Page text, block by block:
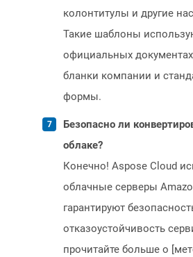
колонтитулы и другие
Такие шаблоны
официальных
бланки компании и
формы.
Безопасно ли
облаке?
Конечно! Aspose Cloud
облачные серверы
гарантируют
отказоустойчивость
прочитайте больше о